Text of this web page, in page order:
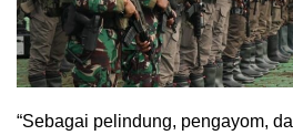
“Sebagai pelindung, pengayom,